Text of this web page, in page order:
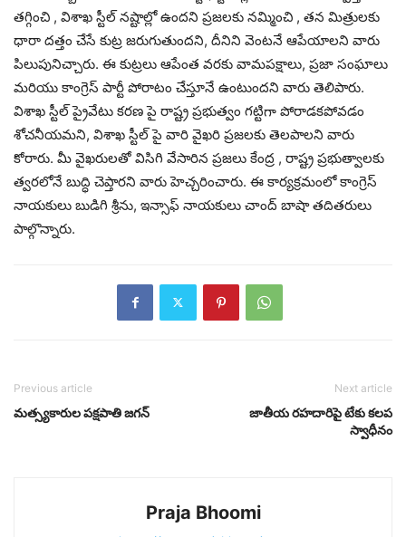
తగ్గించి , విశాఖ స్టీల్ నష్టాల్లో ఉందని ప్రజలకు నమ్మించి , తన మిత్రులకు
ధారా దత్తం చేసే కుట్ర జరుగుతుందని, దీనిని వెంటనే ఆపేయాలని వారు
పిలుపునిచ్చారు. ఈ కుట్రలు ఆపేంత వరకు వామపక్షాలు, ప్రజా సంఘాలు
మరియు కాంగ్రెస్ పార్టీ పోరాటం చేస్తూనే ఉంటుందని వారు తెలిపారు.
విశాఖ స్టీల్ ప్రైవేటు కరణ పై రాష్ట్ర ప్రభుత్వం గట్టిగా పోరాడకపోవడం
శోచనీయమని, విశాఖ స్టీల్ పై వారి వైఖరి ప్రజలకు తెలపాలని వారు
కోరారు. మీ వైఖరులతో విసిగి వేసారిన ప్రజలు కేంద్ర , రాష్ట్ర ప్రభుత్వాలకు
త్వరలోనే బుద్ధి చెప్తారని వారు హెచ్చరించారు. ఈ కార్యక్రమంలో కాంగ్రెస్
నాయకులు బుడిగి శ్రీను, ఇన్సాఫ్ నాయకులు చాంద్ బాషా తదితరులు
పాల్గొన్నారు.
Previous article
మత్స్యకారుల పక్షపాతి జగన్
Next article
జాతీయ రహదారిపై టేకు కలప
స్వాధీనం
Praja Bhoomi